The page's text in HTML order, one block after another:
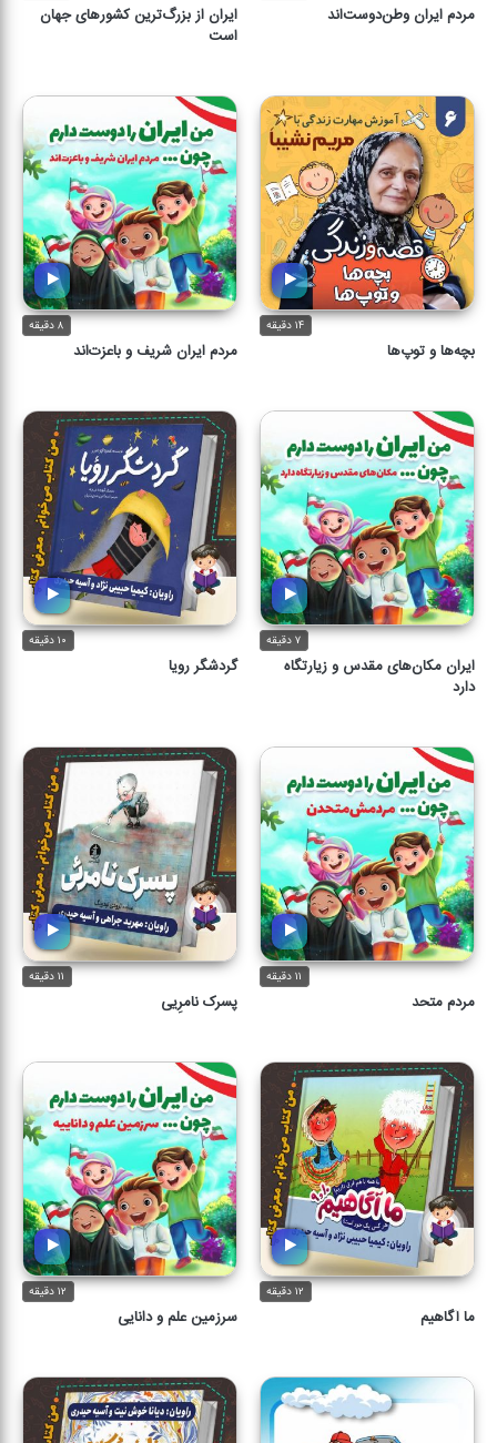
مردم ایران وطن‌دوست‌اند
ایران از بزرگ‌ترین کشورهای جهان
است
۱۴ دقیقه
بچه‌ها و توپ‌ها
۸ دقیقه
مردم ایران شریف و باعزت‌اند
۷ دقیقه
ایران مکان‌های مقدس و زیارتگاه
دارد
۱۰ دقیقه
گردشگر رویا
۱۱ دقیقه
مردم متحد
۱۱ دقیقه
پسرک نامرِیی
۱۲ دقیقه
ما آگاهیم
۱۲ دقیقه
سرزمین علم و دانایی